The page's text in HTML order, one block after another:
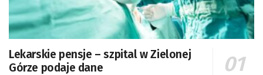
Lekarskie pensje – szpital w Zielonej
Górze podaje dane